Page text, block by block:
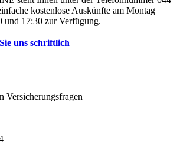
kostenlose Auskünfte am Montag
und 17:30 zur Verfügung.
uns schriftlich
Versicherungsfragen